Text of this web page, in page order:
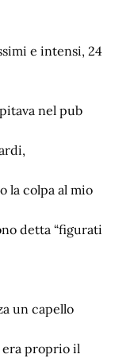
e intensi, 24
nel pub
la colpa al mio
detta “figurati
un capello
era proprio il